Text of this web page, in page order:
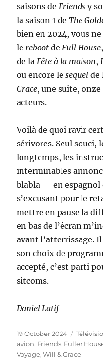
saisons deFriends y
la saison 1 deThe
bien en 2024, vous
le reboot deFull House
de laFête à la maison,
ou encore lesequel de
Grace, une suite, onze
acteurs.
Voilà de quoi ravir
sérivores. Seul souci,
longtemps, les
interminables
blabla — en
s’excusant pour le
mettre en pause la
en bas de l’écran
avant l’atterrissage.
son choix de
accepté, c’est parti
sitcoms.
Daniel Latif
Posted
on
19 October 2024
avion, Friends, Fuller
Voyage,Will & Grace